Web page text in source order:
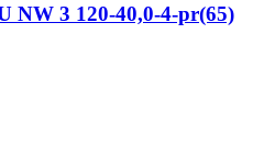
NW 3 120-40,0-4-pr(65)